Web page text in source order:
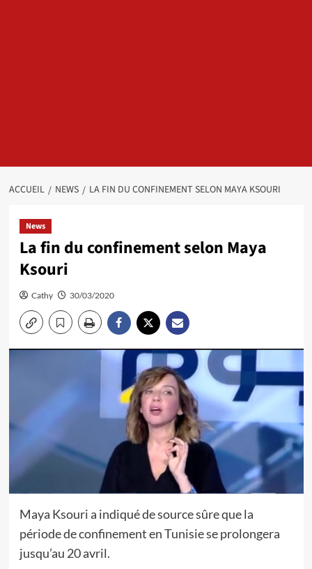
ACCUEIL NEWS LA FIN DU CONFINEMENT SELON MAYA KSOURI
News
La fin du confinement selon Maya
Ksouri
Cathy 30/03/2020
Maya Ksouri a indiqué de source sûre que la
période de confinement en Tunisie se prolongera
jusqu’au 20 avril.